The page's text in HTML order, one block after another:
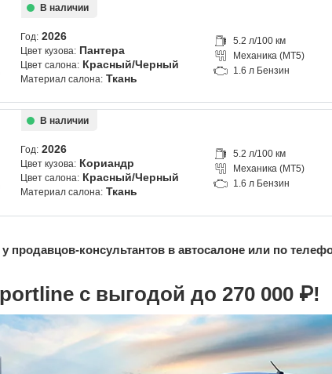
В наличии
Год: 2026
Цвет кузова: Пантера
Цвет салона: Красный/Черный
Материал салона: Ткань
5.2 л/100 км
Механика (MT5)
1.6 л Бензин
В наличии
Год: 2026
Цвет кузова: Кориандр
Цвет салона: Красный/Черный
Материал салона: Ткань
5.2 л/100 км
Механика (MT5)
1.6 л Бензин
продавцов-консультантов в автосалоне или по
с выгодой до 270 000 ₽!